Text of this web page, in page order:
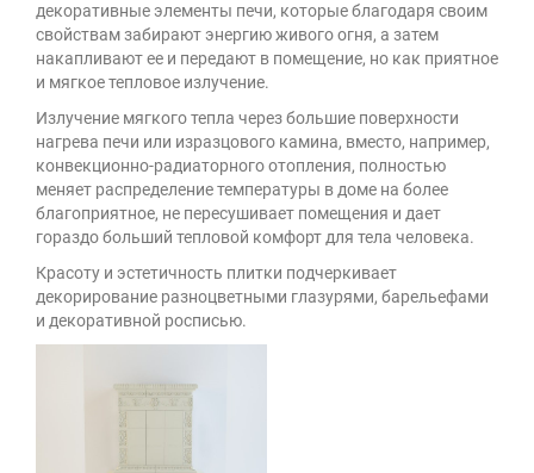
декоративные элементы печи, которые благодаря своим
свойствам забирают энергию живого огня, а затем
накапливают ее и передают в помещение, но как приятное
и мягкое тепловое излучение.
Излучение мягкого тепла через большие поверхности
нагрева печи или изразцового камина, вместо, например,
конвекционно-радиаторного отопления, полностью
меняет распределение температуры в доме на более
благоприятное, не пересушивает помещения и дает
гораздо больший тепловой комфорт для тела человека.
Красоту и эстетичность плитки подчеркивает
декорирование разноцветными глазурями, барельефами
и декоративной росписью.